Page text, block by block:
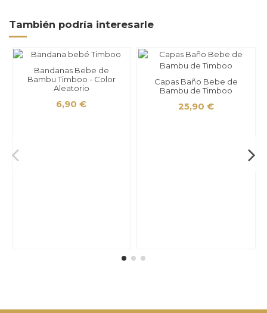
También podría interesarle
Bandanas Bebe de
Bambu Timboo - Color
Aleatorio
6,90 €
Capas Baño Bebe de
Bambu de Timboo
25,90 €